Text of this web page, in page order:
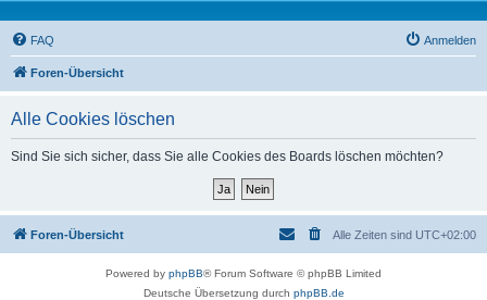
FAQ Anmelden
Foren-Übersicht
Alle Cookies löschen
Sind Sie sich sicher, dass Sie alle Cookies des Boards löschen möchten?
Foren-Übersicht Alle Zeiten sind UTC+02:00
Powered by phpBB® Forum Software © phpBB Limited
Deutsche Übersetzung durch phpBB.de